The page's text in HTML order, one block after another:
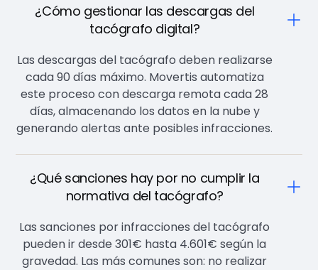
¿Cómo gestionar las descargas del
tacógrafo digital?
Las descargas del tacógrafo deben realizarse
cada 90 días máximo. Movertis automatiza
este proceso con descarga remota cada 28
días, almacenando los datos en la nube y
generando alertas ante posibles infracciones.
¿Qué sanciones hay por no cumplir la
normativa del tacógrafo?
Las sanciones por infracciones del tacógrafo
pueden ir desde 301€ hasta 4.601€ según la
gravedad. Las más comunes son: no realizar